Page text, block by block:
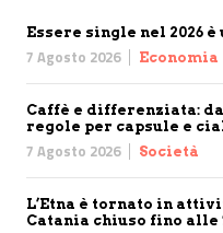
Essere single nel 2026 è
7 Agosto 2026 Economia
Caffè e differenziata:
regole per capsule e
7 Agosto 2026 Società
L’Etna è tornato in
Catania chiuso fino alle